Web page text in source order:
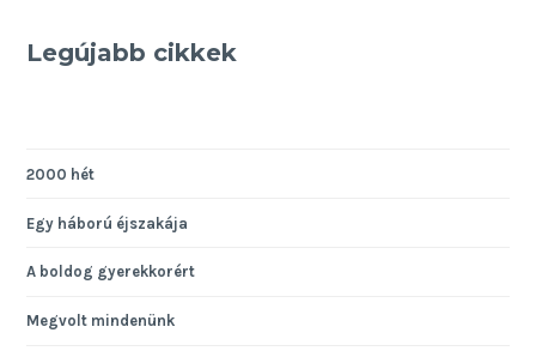
Legújabb cikkek
2000 hét
Egy háború éjszakája
A boldog gyerekkorért
Megvolt mindenünk